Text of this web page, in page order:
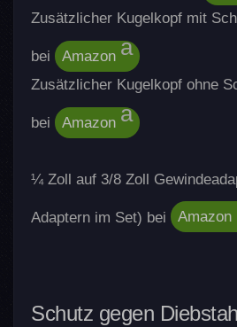
Zusätzlicher Kugelkopf mit
bei
Amazon
Zusätzlicher Kugelkopf ohne
bei Amazon
¼ Zoll auf 3/8 Zoll
Adaptern im Set) bei Amazon
Schutz gegen